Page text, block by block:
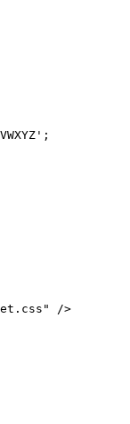
/>